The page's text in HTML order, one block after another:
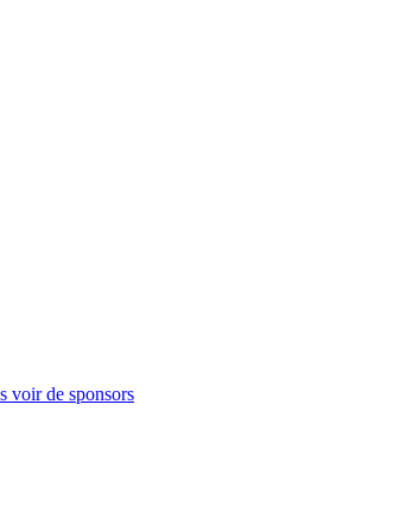
voir de sponsors